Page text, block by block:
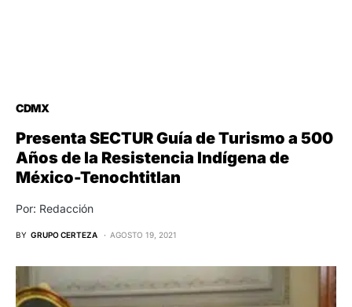
CDMX
Presenta SECTUR Guía de Turismo a 500
Años de la Resistencia Indígena de
México-Tenochtitlan
Por: Redacción
BY GRUPO CERTEZA AGOSTO 19, 2021